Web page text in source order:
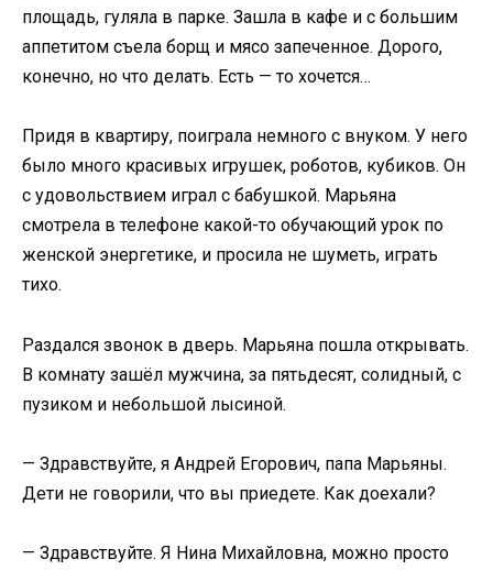
площадь, гуляла в парке. Зашла в кафе и с большим
аппетитом съела борщ и мясо запеченное. Дорого,
конечно, но что делать. Есть — то хочется…
Придя в квартиру, поиграла немного с внуком. У него
было много красивых игрушек, роботов, кубиков. Он
с удовольствием играл с бабушкой. Марьяна
смотрела в телефоне какой-то обучающий урок по
женской энергетике, и просила не шуметь, играть
тихо.
Раздался звонок в дверь. Марьяна пошла открывать.
В комнату зашёл мужчина, за пятьдесят, солидный, с
пузиком и небольшой лысиной.
— Здравствуйте, я Андрей Егорович, папа Марьяны.
Дети не говорили, что вы приедете. Как доехали?
— Здравствуйте. Я Нина Михайловна, можно просто